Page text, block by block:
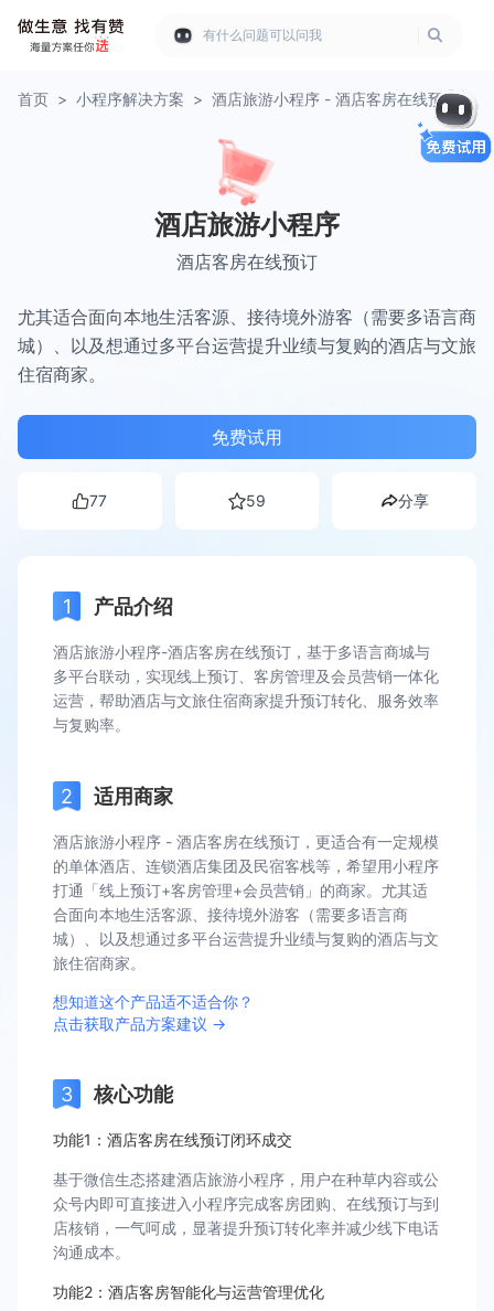
有什么问题可以问我
首页 > 小程序解决方案 > 酒店旅游小程序 - 酒店客房在线预订
酒店旅游小程序
酒店客房在线预订
尤其适合面向本地生活客源、接待境外游客（需要多语言商
城）、以及想通过多平台运营提升业绩与复购的酒店与文旅
住宿商家。
免费试用
77 59 分享
产品介绍
酒店旅游小程序-酒店客房在线预订，基于多语言商城与
多平台联动，实现线上预订、客房管理及会员营销一体化
运营，帮助酒店与文旅住宿商家提升预订转化、服务效率
与复购率。
适用商家
酒店旅游小程序 - 酒店客房在线预订，更适合有一定规模
的单体酒店、连锁酒店集团及民宿客栈等，希望用小程序
打通「线上预订+客房管理+会员营销」的商家。尤其适
合面向本地生活客源、接待境外游客（需要多语言商
城）、以及想通过多平台运营提升业绩与复购的酒店与文
旅住宿商家。
想知道这个产品适不适合你？
点击获取产品方案建议 →
核心功能
功能1：酒店客房在线预订闭环成交
基于微信生态搭建酒店旅游小程序，用户在种草内容或公
众号内即可直接进入小程序完成客房团购、在线预订与到
店核销，一气呵成，显著提升预订转化率并减少线下电话
沟通成本。
功能2：酒店客房智能化与运营管理优化